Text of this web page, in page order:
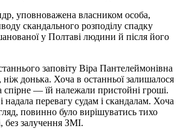
уповноважена власником особа,
скандального розподілу спадку
у Полтаві людини й після його
заповіту Віра Пантелеймонівна
донька. Хоча в останньої залишалося
спірне — їй належали пристойні гроші.
надала перевагу судам і скандалам. Хоча
повинно було вирішуватись тихо
без залучення ЗМІ.